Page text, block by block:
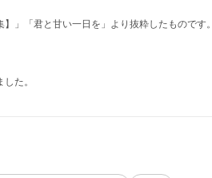
」「君と甘い一日を」より抜粋したものです。
た。